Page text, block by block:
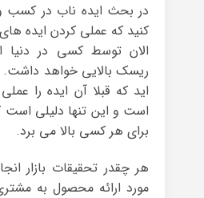
در بحث ایده ناب در کسب و
کنید که عملی کردن ایده
الان توسط کسی در دنیا
ریسک بالایی خواهد
اید که قبلا آن ایده را
است و این تنها دلیلی است
برای هر کسی بالا می برد.
هر چقدر تحقیقات بازار
مورد ارائه محصول به